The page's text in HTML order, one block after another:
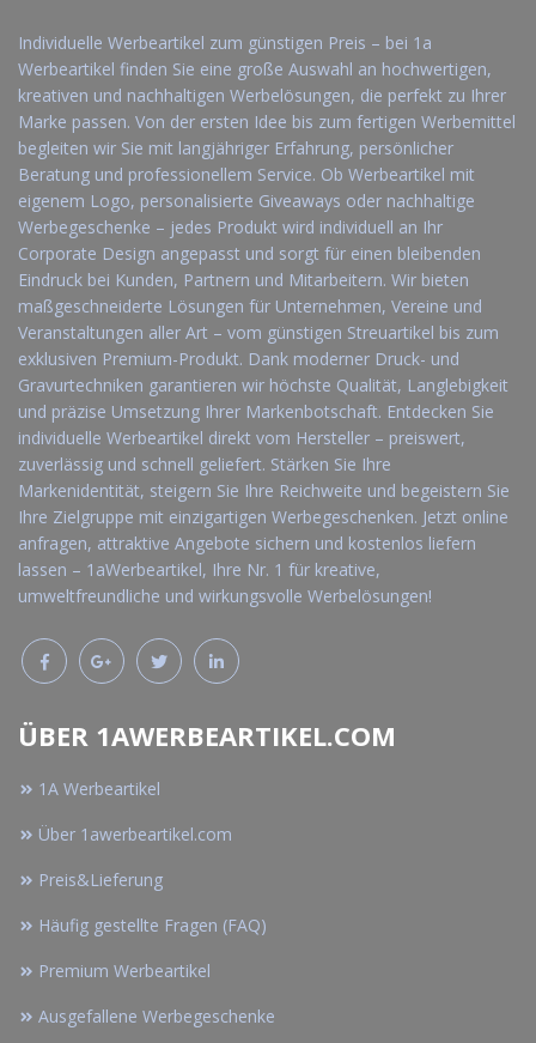
Individuelle Werbeartikel zum günstigen Preis – bei 1a
Werbeartikel finden Sie eine große Auswahl an hochwertigen,
kreativen und nachhaltigen Werbelösungen, die perfekt zu Ihrer
Marke passen. Von der ersten Idee bis zum fertigen Werbemittel
begleiten wir Sie mit langjähriger Erfahrung, persönlicher
Beratung und professionellem Service. Ob Werbeartikel mit
eigenem Logo, personalisierte Giveaways oder nachhaltige
Werbegeschenke – jedes Produkt wird individuell an Ihr
Corporate Design angepasst und sorgt für einen bleibenden
Eindruck bei Kunden, Partnern und Mitarbeitern. Wir bieten
maßgeschneiderte Lösungen für Unternehmen, Vereine und
Veranstaltungen aller Art – vom günstigen Streuartikel bis zum
exklusiven Premium-Produkt. Dank moderner Druck- und
Gravurtechniken garantieren wir höchste Qualität, Langlebigkeit
und präzise Umsetzung Ihrer Markenbotschaft. Entdecken Sie
individuelle Werbeartikel direkt vom Hersteller – preiswert,
zuverlässig und schnell geliefert. Stärken Sie Ihre
Markenidentität, steigern Sie Ihre Reichweite und begeistern Sie
Ihre Zielgruppe mit einzigartigen Werbegeschenken. Jetzt online
anfragen, attraktive Angebote sichern und kostenlos liefern
lassen – 1aWerbeartikel, Ihre Nr. 1 für kreative,
umweltfreundliche und wirkungsvolle Werbelösungen!
ÜBER 1AWERBEARTIKEL.COM
1A Werbeartikel
Über 1awerbeartikel.com
Preis&Lieferung
Häufig gestellte Fragen (FAQ)
Premium Werbeartikel
Ausgefallene Werbegeschenke